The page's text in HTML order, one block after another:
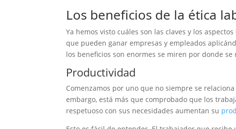
Los beneficios de la ética
Ya hemos visto cuáles son las claves y los
que pueden ganar empresas y empleados
los beneficios son enormes se miren por donde se
Productividad
Comenzamos por uno que no siempre se
embargo, está más que comprobado que los
respetuoso con sus necesidades aumentan su